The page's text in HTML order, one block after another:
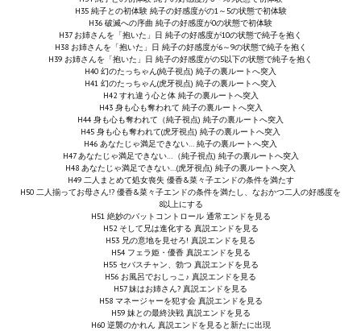
H35 純子との初体験 純子の好感度がの1～5の状態で初体験
H36 破滅への序曲 純子の好感度が0の状態で初体験
H37 お姉さんを「抱いた」日 純子の好感度が10の状態で純子を抱く
H38 お姉さんを「抱いた」日 純子の好感度が6～9の状態で純子を抱く
H39 お姉さんを「抱いた」日 純子の好感度がの5以下の状態で純子を抱く
H40 幻のたっちゃん(純子視点) 純子の裏ルートへ突入
H41 幻のたっちゃん(虎牙視点) 純子の裏ルートへ突入
H42 すれ違う心と体 純子の裏ルートへ突入
H43 身も心も奪われて 純子の裏ルートへ突入
H44 身も心も奪われて（純子視点) 純子の裏ルートへ突入
H45 身も心も奪われて(虎牙視点) 純子の裏ルートへ突入
H46 あなたじゃ満足できない… 純子の裏ルートへ突入
H47 あなたじゃ満足できない…（純子視点) 純子の裏ルートへ突入
H48 あなたじゃ満足できない…(虎牙視点) 純子の裏ルートへ突入
H49 二人まとめて処女喪失 優香&菜々子エンドの条件を満たす
H50 二人揃ってお母さん!? 優香&菜々子エンドの条件を満たし、なおかつ二人の好感度を
8以上にする
H51 絶妙のバットコントロール 通常エンドを見る
H52 そして兄は進化する 真説エンドを見る
H53 兄の意地を見せろ! 真説エンドを見る
H54 フェラ姫・優香 真説エンドを見る
H55 セバスチャン、勃つ 真説エンドを見る
H56 お風呂でおしっこ♪ 真説エンドを見る
H57 妹はお姉さん? 真説エンドを見る
H58 マネージャーを犯す会 真説エンドを見る
H59 妹との最終決戦 真説エンドを見る
H60 逆襲のかれん 真説エンドを見ると新たに出現